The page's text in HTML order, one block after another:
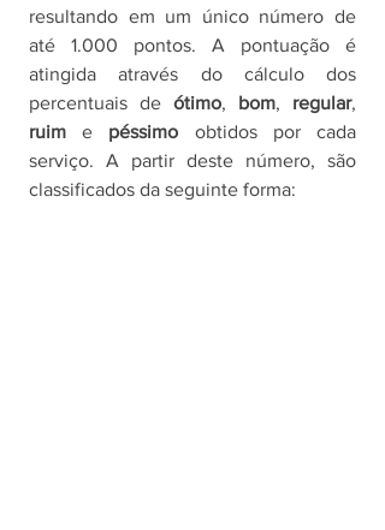
resultando em um único número de
até 1.000 pontos. A pontuação é
atingida através do cálculo dos
percentuais de ótimo, bom, regular
ruim e péssimo obtidos por cada
serviço. A partir deste número, são
classificados da seguinte forma: